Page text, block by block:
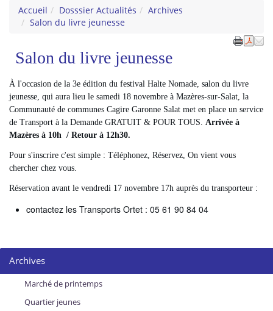
Accueil Dosssier Actualités
Archives
Salon du livre jeunesse
Salon du livre jeunesse
À l'occasion de la 3e édition du festival Halte Nomade, salon du livre
jeunesse, qui aura lieu le samedi 18 novembre à Mazères-sur-Salat, la
Communauté de communes Cagire Garonne Salat met en place un service
de Transport à la Demande GRATUIT & POUR TOUS. Arrivée à
Mazères à 10h / Retour à 12h30.
Pour s'inscrire c'est simple : Téléphonez, Réservez, On vient vous
chercher chez vous.
Réservation avant le vendredi 17 novembre 17h auprès du transporteur :
contactez les Transports Ortet : 05 61 90 84 04
Archives
Marché de printemps
Quartier jeunes